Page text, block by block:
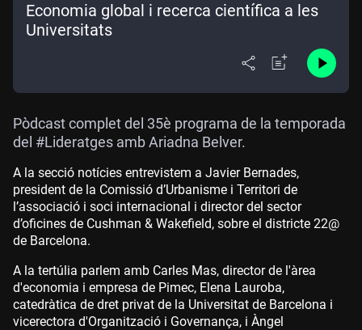
Economia global i recerca científica a les
Universitats
Pòdcast complet del 35è programa de la temporada
del #Lideratges amb Ariadna Belver.
A la secció notícies entrevistem a Javier Bernades,
president de la Comissió d’Urbanisme i Territori de
l’associació i soci internacional i director del sector
d’oficines de Cushman & Wakefield, sobre el districte 22@
de Barcelona.
A la tertúlia parlem amb Carles Mas, director de l'àrea
d'economia i empresa de Pimec, Elena Lauroba,
catedràtica de dret privat de la Universitat de Barcelona i
vicerectora d'Organització i Governança, i Àngel